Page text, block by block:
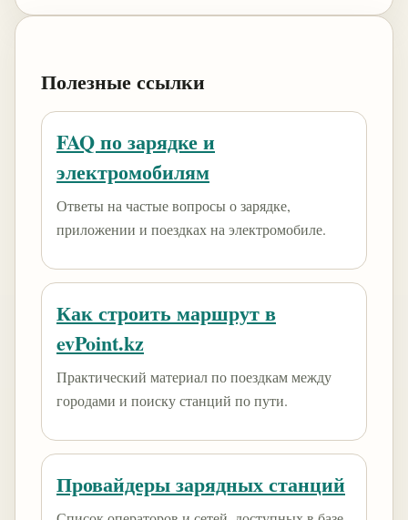
Полезные ссылки
FAQ по зарядке и
электромобилям
Ответы на частые вопросы о зарядке,
приложении и поездках на электромобиле.
Как строить маршрут в
evPoint.kz
Практический материал по поездкам между
городами и поиску станций по пути.
Провайдеры зарядных станций